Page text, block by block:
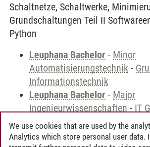
Schaltnetze, Schaltwerke,
Grundschaltungen Teil II
Python
Leuphana Bachelor - Minor
Automatisierungstechnik -
Informationstechnik
Leuphana Bachelor - Major
Ingenieurwissenschaften - IT
We use cookies that are used by the
Analytics which store personal user data.